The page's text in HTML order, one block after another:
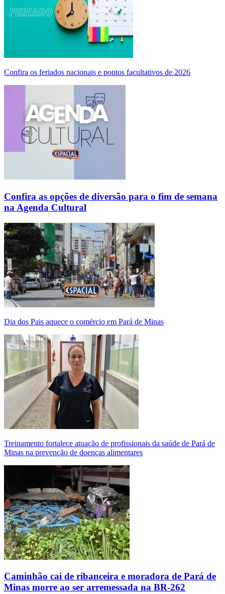
Confira os feriados nacionais e pontos facultativos de 2026
Confira as opções de diversão para o fim de semana
na Agenda Cultural
Dia dos Pais aquece o comércio em Pará de Minas
Treinamento fortalece atuação de profissionais da saúde de Pará de
Minas na prevenção de doenças alimentares
Caminhão cai de ribanceira e moradora de Pará de
Minas morre ao ser arremessada na BR-262